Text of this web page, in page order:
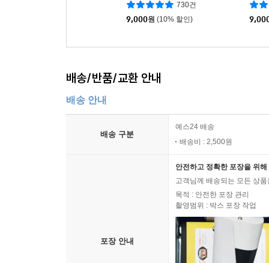
730건
9,000원 (10% 할인)
배송/반품/교환 안내
배송 안내
배송 구분
예스24 배송
배송비 : 2,500원
포장 안내
안전하고 정확한 포장을 위
고객님께 배송되는 모든 상
목적 : 안전한 포장 관리
촬영범위 : 박스 포장 작업